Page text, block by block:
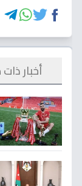
أخبار